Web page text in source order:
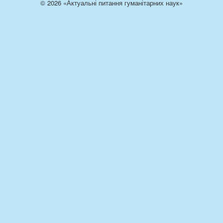
© 2026 «Актуальні питання гуманітарних наук»